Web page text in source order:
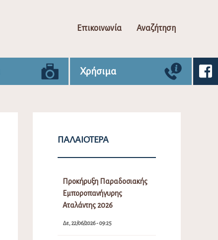
Επικοινωνία Αναζήτηση
Χρήσιμα
ΠΑΛΑΙΌΤΕΡΑ
Προκήρυξη Παραδοσιακής
Εμποροπανήγυρης
Αταλάντης 2026
Δε, 22/06/2026 - 09:25